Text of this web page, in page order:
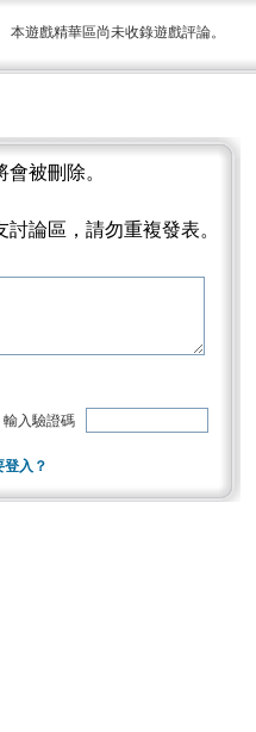
本遊戲精華區尚未收錄遊戲評論。
會被刪除。
論區，請勿重複發表。
輸入驗證碼
登入？